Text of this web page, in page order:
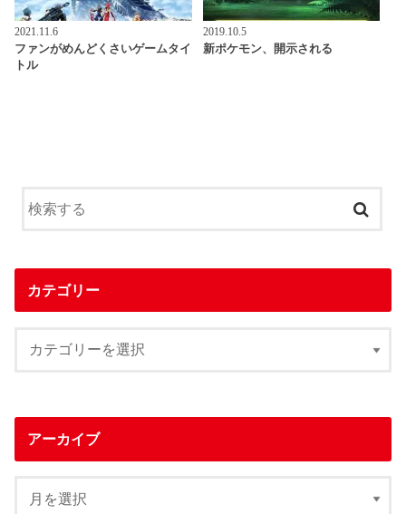
2021.11.6
ファンがめんどくさいゲームタイ
トル
2019.10.5
新ポケモン、開示される
カテゴリー
アーカイブ